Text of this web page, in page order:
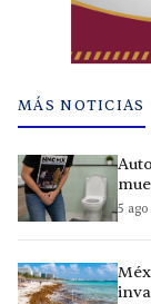
MÁS NOTICIAS
5